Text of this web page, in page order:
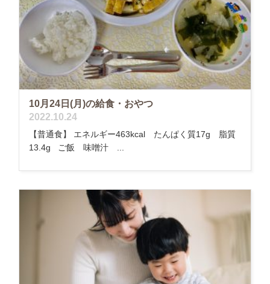
10月24日(月)の給食・おやつ
2022.10.24
【普通食】 エネルギー463kcal たんぱく質17g 脂質
13.4g ご飯 味噌汁 ...